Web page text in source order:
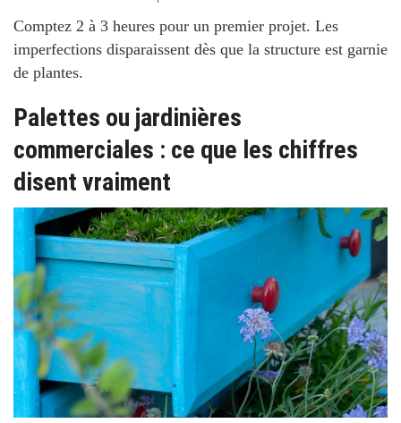
Comptez 2 à 3 heures pour un premier projet. Les
imperfections disparaissent dès que la structure est garnie
de plantes.
Palettes ou jardinières
commerciales : ce que les chiffres
disent vraiment